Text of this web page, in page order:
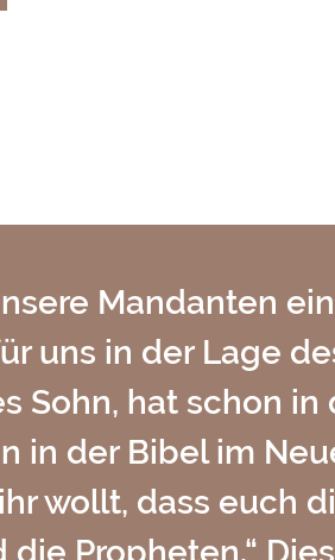
Mandanten
uns in der Lage
Sohn, hat schon
in der Bibel im
wollt, dass euch